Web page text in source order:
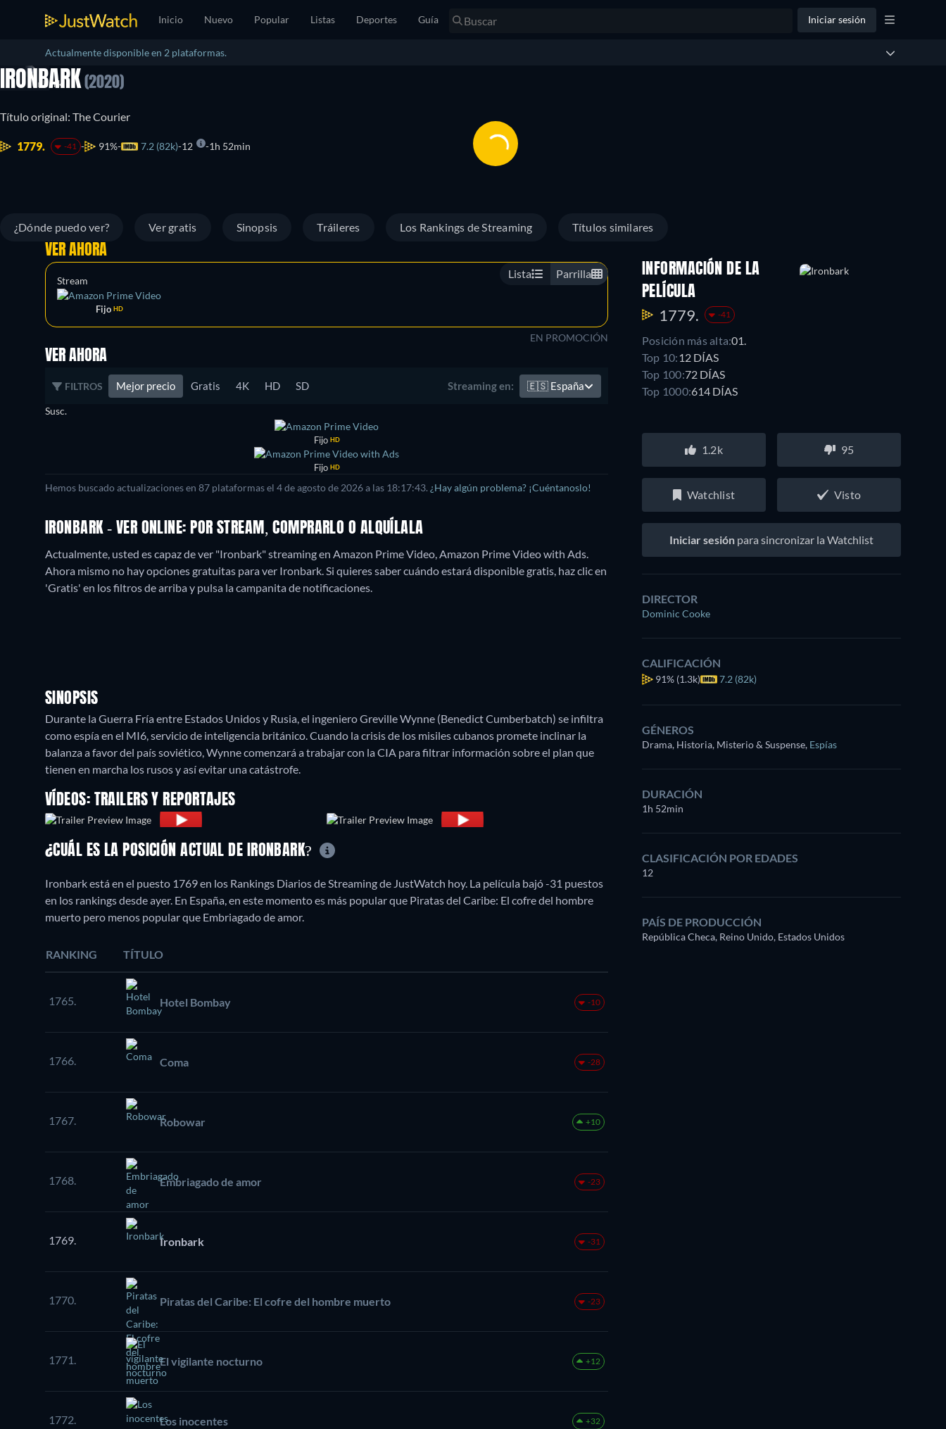
Inicio Nuevo Popular Listas Deportes Guía Iniciar sesión
Actualmente disponible en 2 plataformas.
IRONBARK (2020)
Título original: The Courier
1779. -41 91% 7.2 (82k) 12 1h 52min
¿Dónde puedo ver? Ver gratis Sinopsis Tráileres Los Rankings de Streaming Títulos similares
Lista Parrilla
VER AHORA
Stream
Fijo HD
EN PROMOCIÓN
VER AHORA
FILTROS Mejor precio Gratis 4K HD SD Streaming en: 🇪🇸 España
Susc.
Fijo HD
Fijo HD
Hemos buscado actualizaciones en 87 plataformas el 4 de agosto de 2026a las 18:17:43.¿Hay algún problema? ¡Cuéntanoslo!
IRONBARK - VER ONLINE: POR STREAM, COMPRARLO O ALQUÍLALA
Actualmente, usted es capaz de ver "Ironbark" streaming en Amazon Prime Video, Amazon Prime Video with Ads.
Ahora mismo no hay opciones gratuitas para ver Ironbark. Si quieres saber cuándo estará disponible gratis, haz clic en
'Gratis' en los filtros de arriba y pulsa la campanita de notificaciones.
SINOPSIS
Durante la Guerra Fría entre Estados Unidos y Rusia, el ingeniero Greville Wynne (Benedict Cumberbatch) se infiltra
como espía en el MI6, servicio de inteligencia británico. Cuando la crisis de los misiles cubanos promete inclinar la
balanza a favor del país soviético, Wynne comenzará a trabajar con la CIA para filtrar información sobre el plan que
tienen en marcha los rusos y así evitar una catástrofe.
VÍDEOS: TRAILERS Y REPORTAJES
INFORMACIÓN DE LA
PELÍCULA
1779. -41
Posición más alta:01.
Top 10: 12 DÍAS
Top 100:72 DÍAS
Top 1000:614 DÍAS
1.2k 95
Watchlist Visto
Iniciar sesión para sincronizar la Watchlist
DIRECTOR
Dominic Cooke
CALIFICACIÓN
91% (1.3k) 7.2 (82k)
GÉNEROS
Drama, Historia, Misterio & Suspense, Espías
DURACIÓN
1h 52min
CLASIFICACIÓN POR EDADES
12
PAÍS DE PRODUCCIÓN
República Checa, Reino Unido, Estados Unidos
¿CUÁL ES LA POSICIÓN ACTUAL DE IRONBARK?
Ironbark está en el puesto 1769 en los Rankings Diarios de Streaming de JustWatch hoy. La película bajó -31 puestos
en los rankings desde ayer. En España, en este momento es más popular que Piratas del Caribe: El cofre del hombre
muerto pero menos popular que Embriagado de amor.
RANKING TÍTULO
1765. Hotel Bombay -10
1766. Coma -28
1767. Robowar +10
1768. Embriagado de amor -23
1769. Ironbark -31
1770. Piratas del Caribe: El cofre del hombre muerto -23
1771. El vigilante nocturno +12
1772. Los inocentes +32